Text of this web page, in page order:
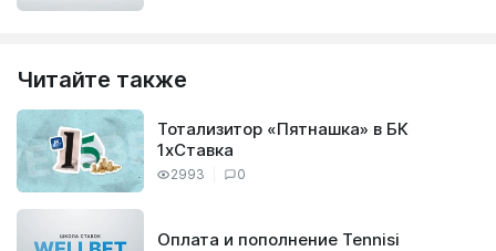
Читайте также
2993 0
Тотализитор «Пятнашка» в БК
1хСтавка
Оплата и пополнение Tennisi